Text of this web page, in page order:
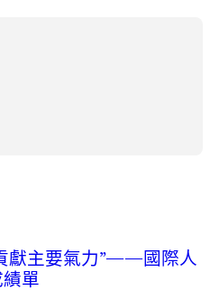
獻主要氣力”——國際人
單